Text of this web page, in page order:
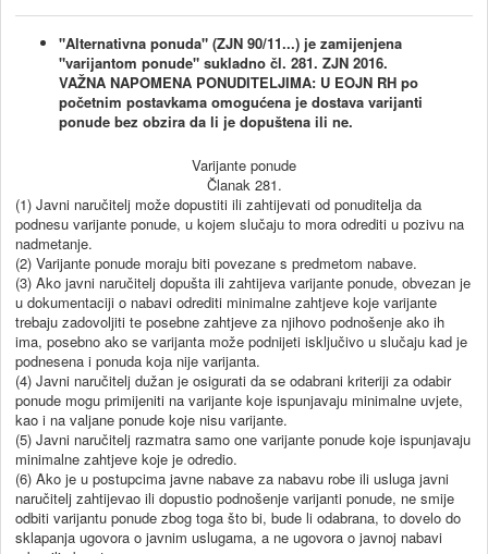
"Alternativna ponuda" (ZJN 90/11...) je zamijenjena
"varijantom ponude" sukladno čl. 281. ZJN 2016.
VAŽNA NAPOMENA PONUDITELJIMA: U EOJN RH po
početnim postavkama omogućena je dostava varijanti
ponude bez obzira da li je dopuštena ili ne.
Varijante ponude
Članak 281.
(1) Javni naručitelj može dopustiti ili zahtijevati od ponuditelja da
podnesu varijante ponude, u kojem slučaju to mora odrediti u pozivu na
nadmetanje.
(2) Varijante ponude moraju biti povezane s predmetom nabave.
(3) Ako javni naručitelj dopušta ili zahtijeva varijante ponude, obvezan je
u dokumentaciji o nabavi odrediti minimalne zahtjeve koje varijante
trebaju zadovoljiti te posebne zahtjeve za njihovo podnošenje ako ih
ima, posebno ako se varijanta može podnijeti isključivo u slučaju kad je
podnesena i ponuda koja nije varijanta.
(4) Javni naručitelj dužan je osigurati da se odabrani kriteriji za odabir
ponude mogu primijeniti na varijante koje ispunjavaju minimalne uvjete,
kao i na valjane ponude koje nisu varijante.
(5) Javni naručitelj razmatra samo one varijante ponude koje ispunjavaju
minimalne zahtjeve koje je odredio.
(6) Ako je u postupcima javne nabave za nabavu robe ili usluga javni
naručitelj zahtijevao ili dopustio podnošenje varijanti ponude, ne smije
odbiti varijantu ponude zbog toga što bi, bude li odabrana, to dovelo do
sklapanja ugovora o javnim uslugama, a ne ugovora o javnoj nabavi